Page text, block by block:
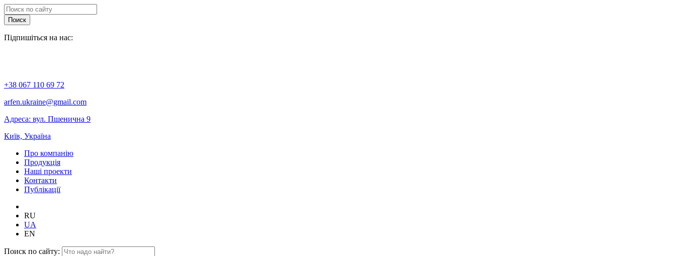
Поиск
Підпишіться на нас:
+38 067 110 69 72
arfen.ukraine@gmail.com
Адреса: вул. Пшенична 9
Київ, Україна
Про компанію
Продукція
Наші проекти
Контакти
Публікації
RU
UA
EN
Поиск по сайту: